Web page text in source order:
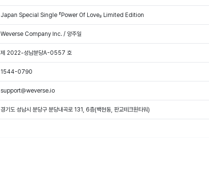
Japan Special Single 『Power Of Love』 Limited Edition
Weverse Company Inc. / 양주일
제 2022-성남분당A-0557 호
1544-0790
support@weverse.io
경기도 성남시 분당구 분당내곡로 131, 6층(백현동, 판교테크원타워)